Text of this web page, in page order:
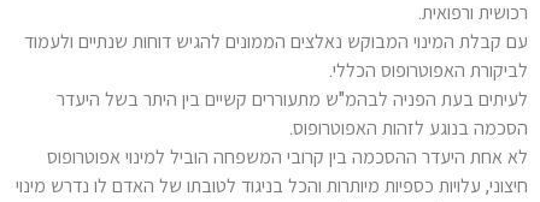
רכושית ורפואית.
עם קבלת המינוי המבוקש נאלצים הממונים להגיש דוחות שנתיים ולעמוד
לביקורת האפוטרופוס הכללי.
לעיתים בעת הפניה לבהמ"ש מתעוררים קשיים בין היתר בשל היעדר
הסכמה בנוגע לזהות האפוטרופוס.
לא אחת היעדר ההסכמה בין קרובי המשפחה הוביל למינוי אפוטרופוס
חיצוני, עלויות כספיות מיותרות והכל בניגוד לטובתו של האדם לו נדרש מינוי